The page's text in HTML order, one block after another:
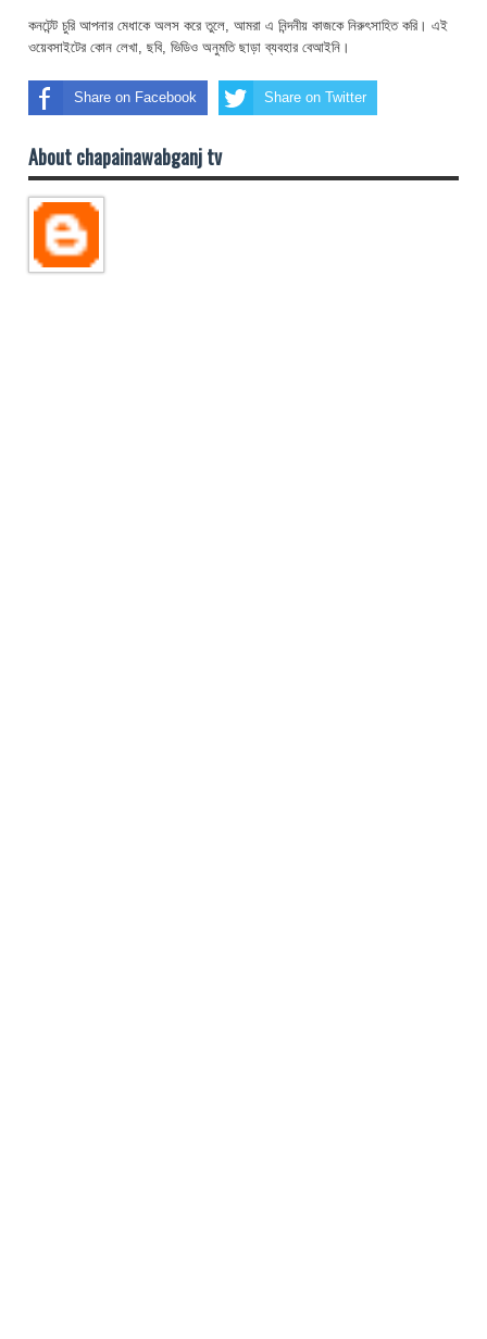
কনটেন্ট চুরি আপনার মেধাকে অলস করে তুলে, আমরা এ নিন্দনীয় কাজকে নিরুৎসাহিত করি। এই
ওয়েবসাইটের কোন লেখা, ছবি, ভিডিও অনুমতি ছাড়া ব্যবহার বেআইনি।
Share on Facebook Share on Twitter
About chapainawabganj tv